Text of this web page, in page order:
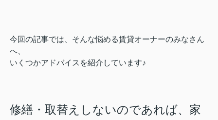
今回の記事では、そんな悩める賃貸オーナーのみなさん
へ、
いくつかアドバイスを紹介しています♪
修繕・取替えしないのであれば、家